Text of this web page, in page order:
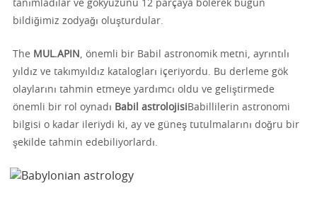
tanımladılar ve gökyüzünü 12 parçaya bölerek bugün
bildiğimiz zodyağı oluşturdular.
The MUL.APIN , önemli bir Babil astronomik metni, ayrıntılı
yıldız ve takımyıldız katalogları içeriyordu. Bu derleme gök
olaylarını tahmin etmeye yardımcı oldu ve geliştirmede
önemli bir rol oynadı Babil astrolojisi Babillilerin astronomi
bilgisi o kadar ileriydi ki, ay ve güneş tutulmalarını doğru bir
şekilde tahmin edebiliyorlardı.